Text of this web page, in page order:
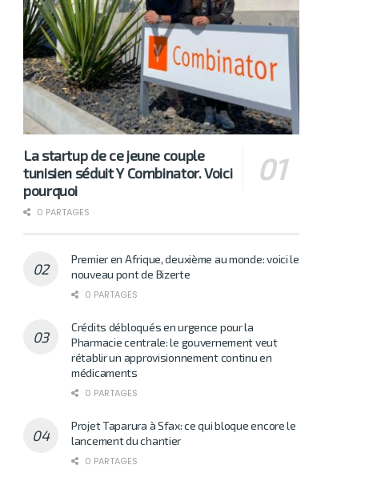
La startup de ce jeune couple
tunisien séduit Y Combinator. Voici
pourquoi
0 PARTAGES
Premier en Afrique, deuxième au monde: voici le
nouveau pont de Bizerte
0 PARTAGES
Crédits débloqués en urgence pour la
Pharmacie centrale: le gouvernement veut
rétablir un approvisionnement continu en
médicaments
0 PARTAGES
Projet Taparura à Sfax: ce qui bloque encore le
lancement du chantier
0 PARTAGES